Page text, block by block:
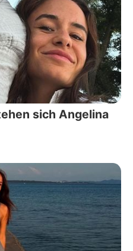
sich Angelina